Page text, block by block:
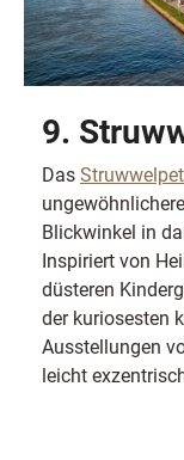
9.
Das
Blickwinkel in
Inspiriert von
düsteren
der kuriosesten
Ausstellungen
leicht